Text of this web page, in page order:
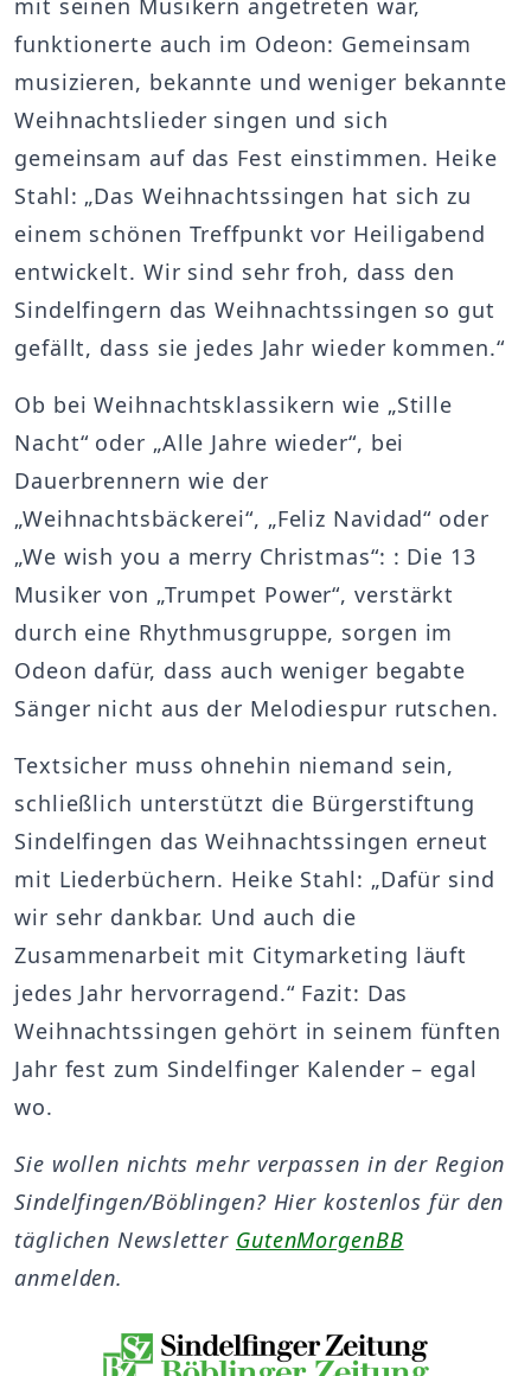
funktionerte auch im Odeon: Gemeinsam
musizieren, bekannte und weniger bekannte
Weihnachtslieder singen und sich
gemeinsam auf das Fest einstimmen. Heike
Stahl: „Das Weihnachtssingen hat sich zu
einem schönen Treffpunkt vor Heiligabend
entwickelt. Wir sind sehr froh, dass den
Sindelfingern das Weihnachtssingen so gut
gefällt, dass sie jedes Jahr wieder kommen.“
Ob bei Weihnachtsklassikern wie „Stille
Nacht“ oder „Alle Jahre wieder“, bei
Dauerbrennern wie der
„Weihnachtsbäckerei“, „Feliz Navidad“ oder
„We wish you a merry Christmas“: : Die 13
Musiker von „Trumpet Power“, verstärkt
durch eine Rhythmusgruppe, sorgen im
Odeon dafür, dass auch weniger begabte
Sänger nicht aus der Melodiespur rutschen.
Textsicher muss ohnehin niemand sein,
schließlich unterstützt die Bürgerstiftung
Sindelfingen das Weihnachtssingen erneut
mit Liederbüchern. Heike Stahl: „Dafür sind
wir sehr dankbar. Und auch die
Zusammenarbeit mit Citymarketing läuft
jedes Jahr hervorragend.“ Fazit: Das
Weihnachtssingen gehört in seinem fünften
Jahr fest zum Sindelfinger Kalender – egal
wo.
Sie wollen nichts mehr verpassen in der Region
Sindelfingen/Böblingen? Hier kostenlos für den
täglichen Newsletter GutenMorgenBB
anmelden.